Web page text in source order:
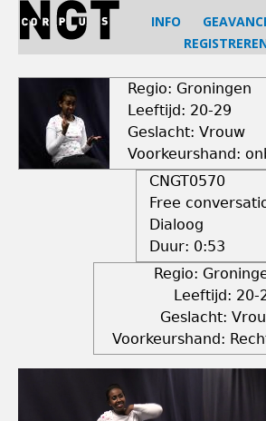
Jump
navigation
INFO
Regio: Groningen
Leeftijd: 20-29
Geslacht: Vrouw
Voorkeurshand:
CNGT0570
Free
Dialoog
Duur: 0:53
Regio:
Leeftijd: 20-
Geslacht:
Voorkeurshand: